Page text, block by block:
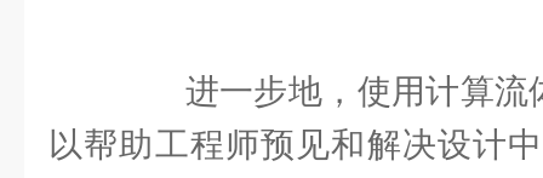
进一步地，使用计算流
以帮助工程师预见和解决设计